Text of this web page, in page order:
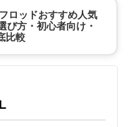
ロッドおすすめ人気
び方・初心者向け・
比較